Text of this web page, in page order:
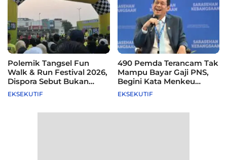
Polemik Tangsel Fun
Walk & Run Festival 2026,
Dispora Sebut Bukan
Agenda Pemkot
EKSEKUTIF
490 Pemda Terancam Tak
Mampu Bayar Gaji PNS,
Begini Kata Menkeu
Purbaya
EKSEKUTIF